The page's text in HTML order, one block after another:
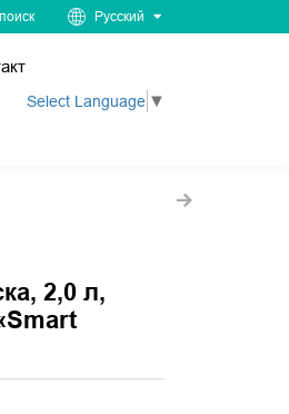
поиск Русский
Select Language ▼
2,0 л,